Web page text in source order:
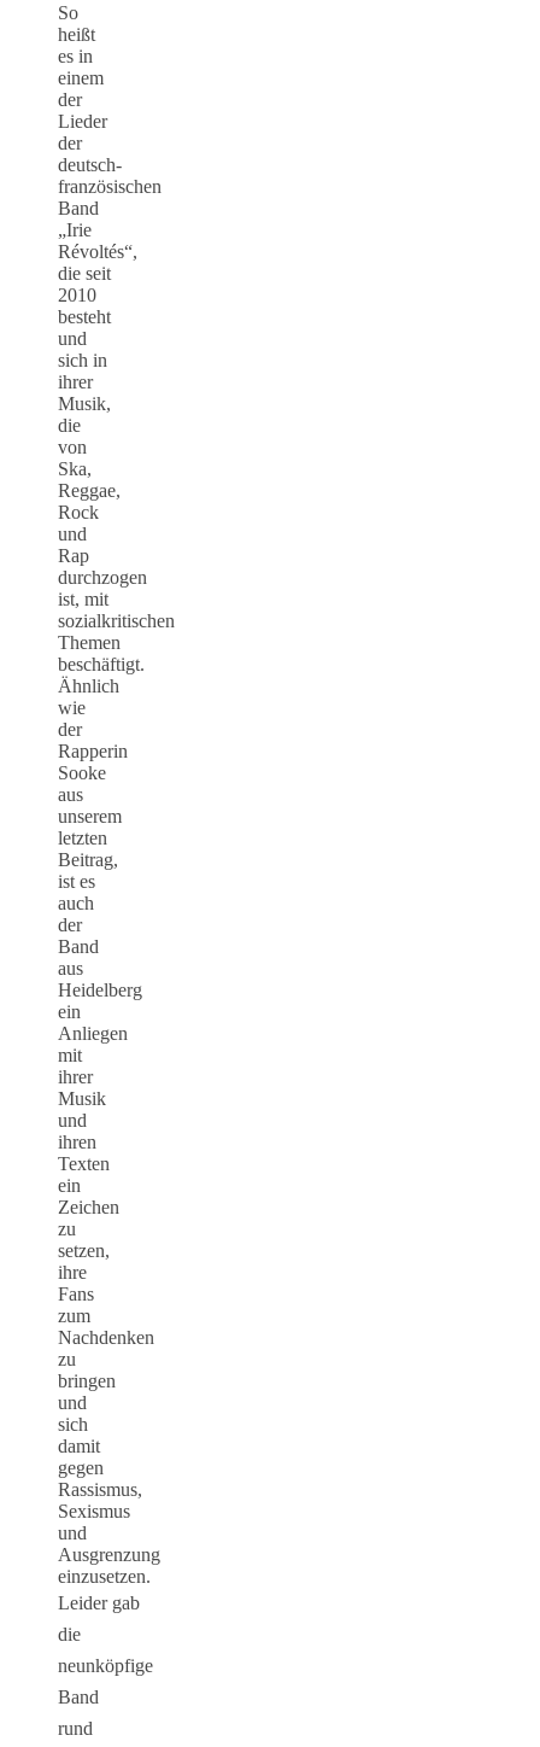
So
heißt
es in
einem
der
Lieder
der
deutsch-
französischen
Band
„Irie
Révoltés“,
die seit
2010
besteht
und
sich in
ihrer
Musik,
die
von
Ska,
Reggae,
Rock
und
Rap
durchzogen
ist, mit
sozialkritischen
Themen
beschäftigt.
Ähnlich
wie
der
Rapperin
Sooke
aus
unserem
letzten
Beitrag,
ist es
auch
der
Band
aus
Heidelberg
ein
Anliegen
mit
ihrer
Musik
und
ihren
Texten
ein
Zeichen
zu
setzen,
ihre
Fans
zum
Nachdenken
zu
bringen
und
sich
damit
gegen
Rassismus,
Sexismus
und
Ausgrenzung
einzusetzen.
Leider gab
die
neunköpfige
Band
rund